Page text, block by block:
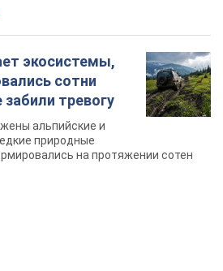
экосистемы,
сотни
забили тревогу
альпийские и
природные
на протяжении сотен